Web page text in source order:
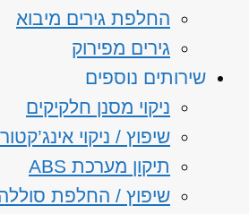
החלפת גירים מיבוא
גירים מפירוק
שירותים נוספים
ניקוי מסנן חלקיקים
שיפוץ / ניקוי
תיקון מערכת ABS
שיפוץ / החלפת